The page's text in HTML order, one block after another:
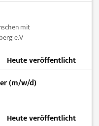
mit
e.V
Heute veröffentlicht
(m/w/d)
Heute veröffentlicht